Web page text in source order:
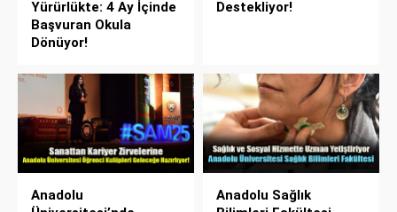
Yürürlükte: 4 Ay İçinde
Başvuran Okula
Dönüyor!
Destekliyor!
Anadolu
Anadolu Sağlık